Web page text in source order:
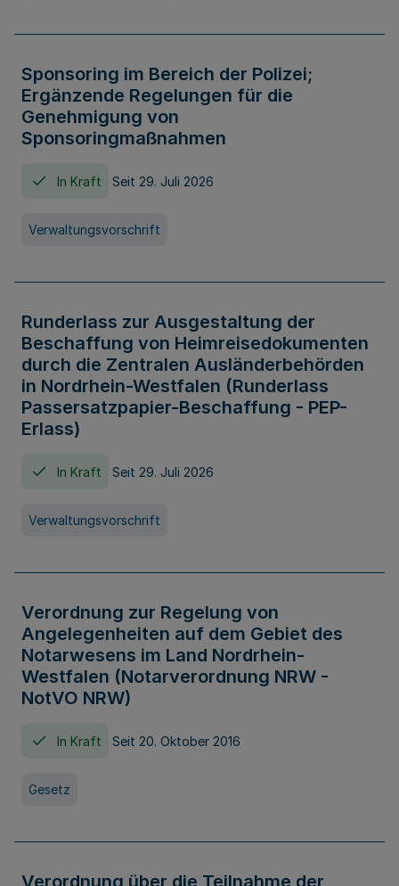
Sponsoring im Bereich der Polizei;
Ergänzende Regelungen für die
Genehmigung von
Sponsoringmaßnahmen
In Kraft Seit 29. Juli 2026
Verwaltungsvorschrift
Runderlass zur Ausgestaltung der
Beschaffung von Heimreisedokumenten
durch die Zentralen Ausländerbehörden
in Nordrhein-Westfalen (Runderlass
Passersatzpapier-Beschaffung - PEP-
Erlass)
In Kraft Seit 29. Juli 2026
Verwaltungsvorschrift
Verordnung zur Regelung von
Angelegenheiten auf dem Gebiet des
Notarwesens im Land Nordrhein-
Westfalen (Notarverordnung NRW -
NotVO NRW)
In Kraft Seit 20. Oktober 2016
Gesetz
Verordnung über die Teilnahme der